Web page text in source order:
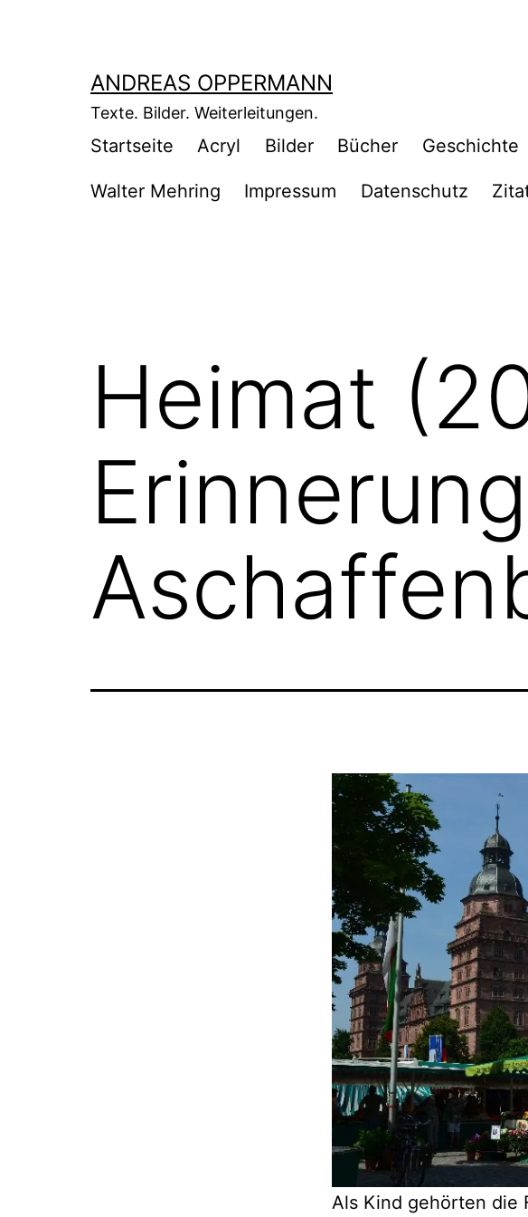
ANDREAS OPPERMANN
Texte. Bilder. Weiterleitungen.
Startseite Acryl Bilder Bücher Geschichte
Walter Mehring Impressum Datenschutz
Heimat
Als Kind gehörten die